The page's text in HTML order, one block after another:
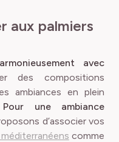
aux palmiers
avec
des compositions
ambiances en plein
Pour une ambiance
d’associer vos
comme